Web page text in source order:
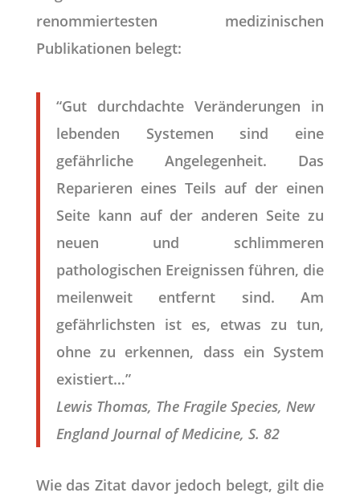
renommiertesten medizinischen
Publikationen belegt:
“Gut durchdachte Veränderungen in
lebenden Systemen sind eine
gefährliche Angelegenheit. Das
Reparieren eines Teils auf der einen
Seite kann auf der anderen Seite zu
neuen und schlimmeren
pathologischen Ereignissen führen, die
meilenweit entfernt sind. Am
gefährlichsten ist es, etwas zu tun,
ohne zu erkennen, dass ein System
existiert…”
Lewis Thomas, The Fragile Species, New
England Journal of Medicine, S. 82
Wie das Zitat davor jedoch belegt, gilt die